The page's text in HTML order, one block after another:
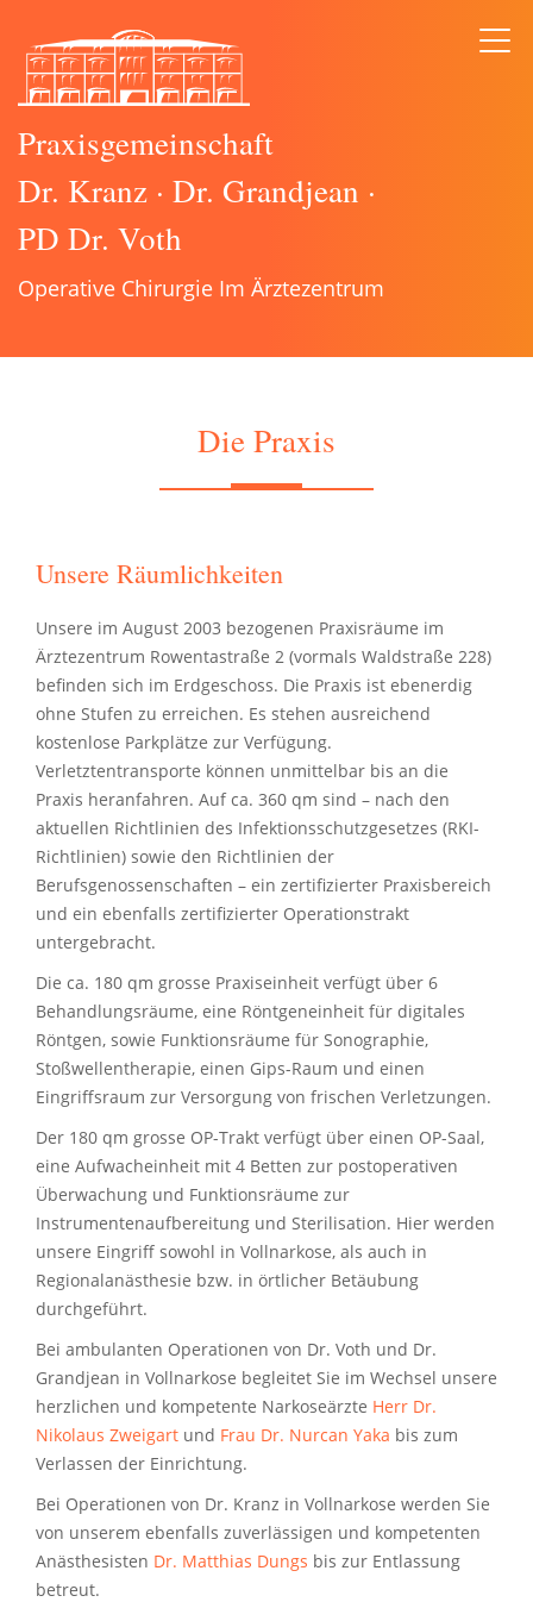
Praxisgemeinschaft
Dr. Kranz · Dr. Grandjean ·
PD Dr. Voth
Operative Chirurgie Im Ärztezentrum
Die Praxis
Unsere Räumlichkeiten
Unsere im August 2003 bezogenen Praxisräume im
Ärztezentrum Rowentastraße 2 (vormals Waldstraße 228)
befinden sich im Erdgeschoss. Die Praxis ist ebenerdig
ohne Stufen zu erreichen. Es stehen ausreichend
kostenlose Parkplätze zur Verfügung.
Verletztentransporte können unmittelbar bis an die
Praxis heranfahren. Auf ca. 360 qm sind – nach den
aktuellen Richtlinien des Infektionsschutzgesetzes (RKI-
Richtlinien) sowie den Richtlinien der
Berufsgenossenschaften – ein zertifizierter Praxisbereich
und ein ebenfalls zertifizierter Operationstrakt
untergebracht.
Die ca. 180 qm grosse Praxiseinheit verfügt über 6
Behandlungsräume, eine Röntgeneinheit für digitales
Röntgen, sowie Funktionsräume für Sonographie,
Stoßwellentherapie, einen Gips-Raum und einen
Eingriffsraum zur Versorgung von frischen Verletzungen.
Der 180 qm grosse OP-Trakt verfügt über einen OP-Saal,
eine Aufwacheinheit mit 4 Betten zur postoperativen
Überwachung und Funktionsräume zur
Instrumentenaufbereitung und Sterilisation. Hier werden
unsere Eingriff sowohl in Vollnarkose, als auch in
Regionalanästhesie bzw. in örtlicher Betäubung
durchgeführt.
Bei ambulanten Operationen von Dr. Voth und Dr.
Grandjean in Vollnarkose begleitet Sie im Wechsel unsere
herzlichen und kompetente Narkoseärzte Herr Dr.
Nikolaus Zweigart und Frau Dr. Nurcan Yaka bis zum
Verlassen der Einrichtung.
Bei Operationen von Dr. Kranz in Vollnarkose werden Sie
von unserem ebenfalls zuverlässigen und kompetenten
Anästhesisten Dr. Matthias Dungs bis zur Entlassung
betreut.